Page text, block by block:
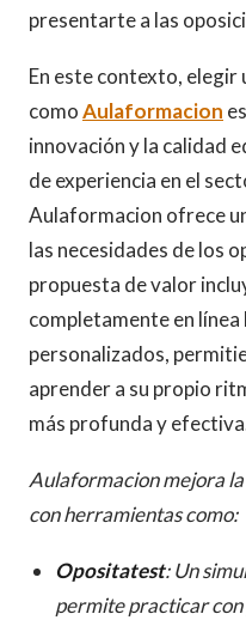
presentarte a las
En este contexto, elegir
comoAulaformacion
innovación y la calidad
de experiencia en el
Aulaformacion ofrece
las necesidades de los
propuesta de valor
completamente en
personalizados,
aprender a su propio
más profunda y
Aulaformacion mejora
con herramientas como:
Opositatest: Un
permite practicar